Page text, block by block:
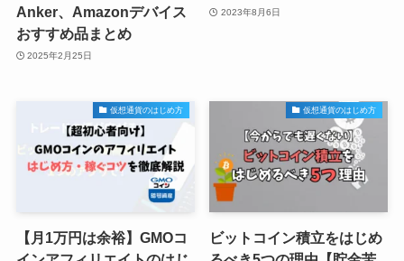
Anker、Amazonデバイス
おすすめ品まとめ
2025年2月25日
2023年8月6日
仮想通貨のはじめ方
【月1万円は余裕】GMOコ
仮想通貨のはじめ方
ビットコイン積立をはじめ